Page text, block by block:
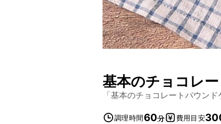
基本のチョコレ
「基本のチョコレートパウンド
調理時間60分 費用目安